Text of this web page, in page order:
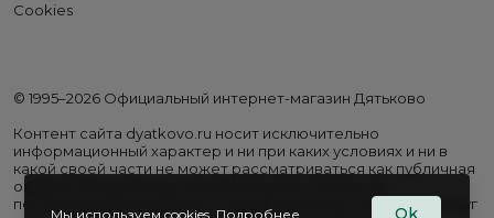
Cookies
© 1995–2026 Официальный интернет-магазин Дятьково
Контент сайта dyatkovo.ru носит исключительно
информационный характер и ни при каких условиях и ни в
какой своей части не может рассматриваться как публичная
оферта. Внешний вид, комплектация и стоимость
поставляемой продукции, а также перечень сервисных услуг
Мы используем cookies. Подробнее Ok